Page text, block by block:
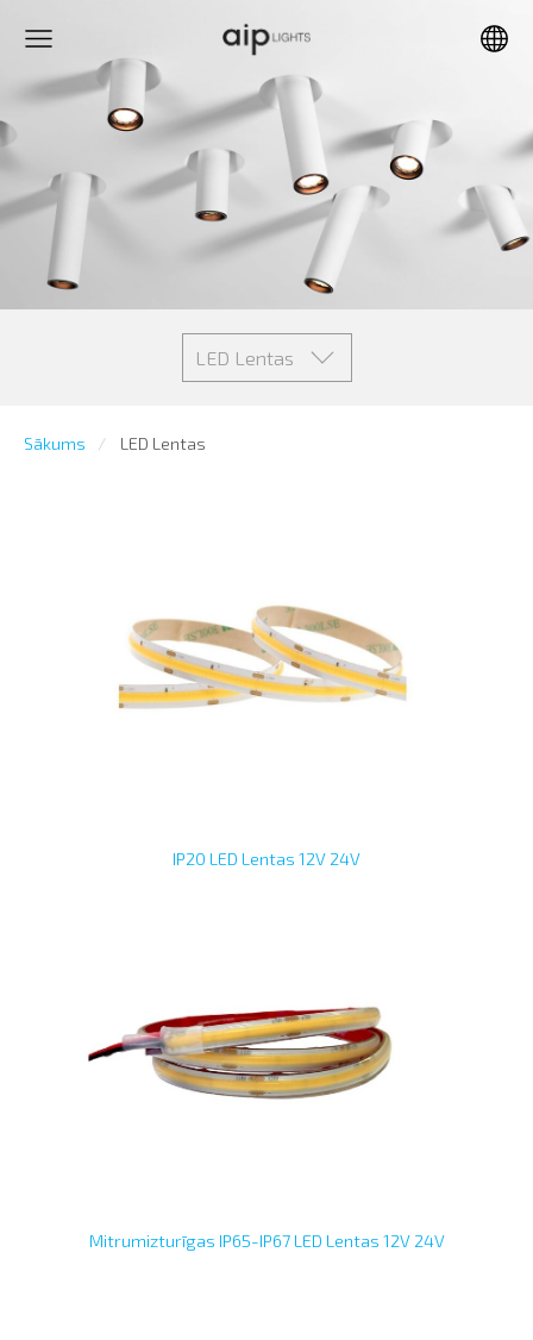
LED Lentas
Sākums LED Lentas
IP20 LED Lentas 12V 24V
Mitrumizturīgas IP65-IP67 LED Lentas 12V 24V